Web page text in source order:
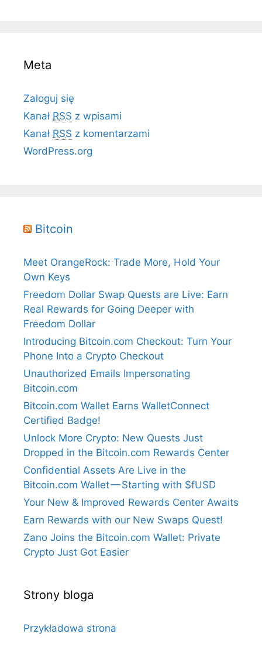
Meta
Zaloguj się
Kanał RSS z wpisami
Kanał RSS z komentarzami
WordPress.org
Bitcoin
Meet OrangeRock: Trade More, Hold Your
Own Keys
Freedom Dollar Swap Quests are Live: Earn
Real Rewards for Going Deeper with
Freedom Dollar
Introducing Bitcoin.com Checkout: Turn Your
Phone Into a Crypto Checkout
Unauthorized Emails Impersonating
Bitcoin.com
Bitcoin.com Wallet Earns WalletConnect
Certified Badge!
Unlock More Crypto: New Quests Just
Dropped in the Bitcoin.com Rewards Center
Confidential Assets Are Live in the
Bitcoin.com Wallet — Starting with $fUSD
Your New & Improved Rewards Center Awaits
Earn Rewards with our New Swaps Quest!
Zano Joins the Bitcoin.com Wallet: Private
Crypto Just Got Easier
Strony bloga
Przykładowa strona